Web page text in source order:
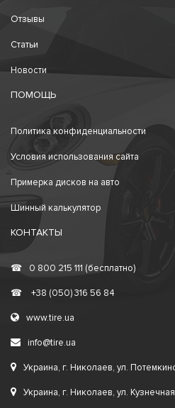
Отзывы
Статьи
Новости
ПОМОЩЬ
Политика конфиденциальности
Условия использования сайта
Примерка дисков на авто
Шинный калькулятор
КОНТАКТЫ
☎ 0 800 215 111 (бесплатно)
☎ +38 (050) 316 56 84
www.tire.ua
info@tire.ua
Украина, г. Николаев, ул.
Украина, г. Николаев, ул.